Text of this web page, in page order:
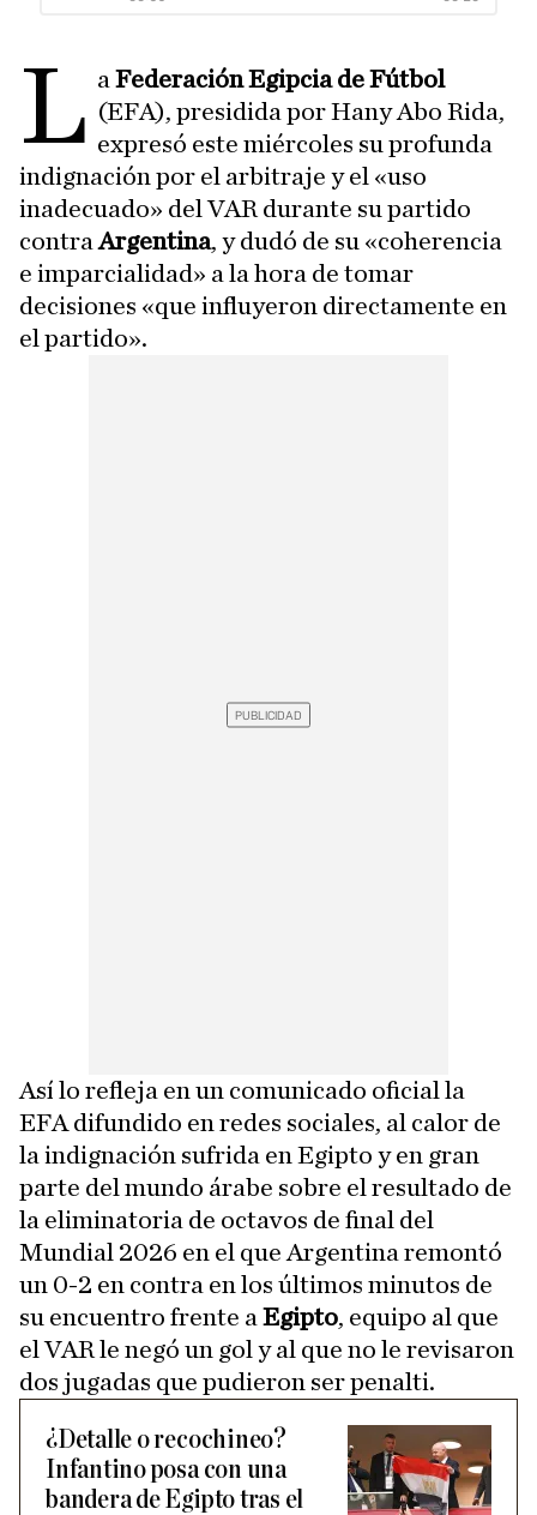
L aFederación Egipcia de Fútbol
(EFA), presidida por Hany Abo Rida,
expresó este miércoles su profunda
indignación por el arbitraje y el «uso
inadecuado» del VAR durante su partido
contraArgentina, y dudó de su «coherencia
e imparcialidad» a la hora de tomar
decisiones «que influyeron directamente en
el partido».
Así lo refleja en un comunicado oficial la
EFA difundido en redes sociales, al calor de
la indignación sufrida en Egipto y en gran
parte del mundo árabe sobre el resultado de
la eliminatoria de octavos de final del
Mundial 2026 en el que Argentina remontó
un 0-2 en contra en los últimos minutos de
su encuentro frente a Egipto, equipo al que
el VAR le negó un gol y al que no le revisaron
dos jugadas que pudieron ser penalti.
​¿Detalle o recochineo?
Infantino posa con una
bandera de Egipto tras el